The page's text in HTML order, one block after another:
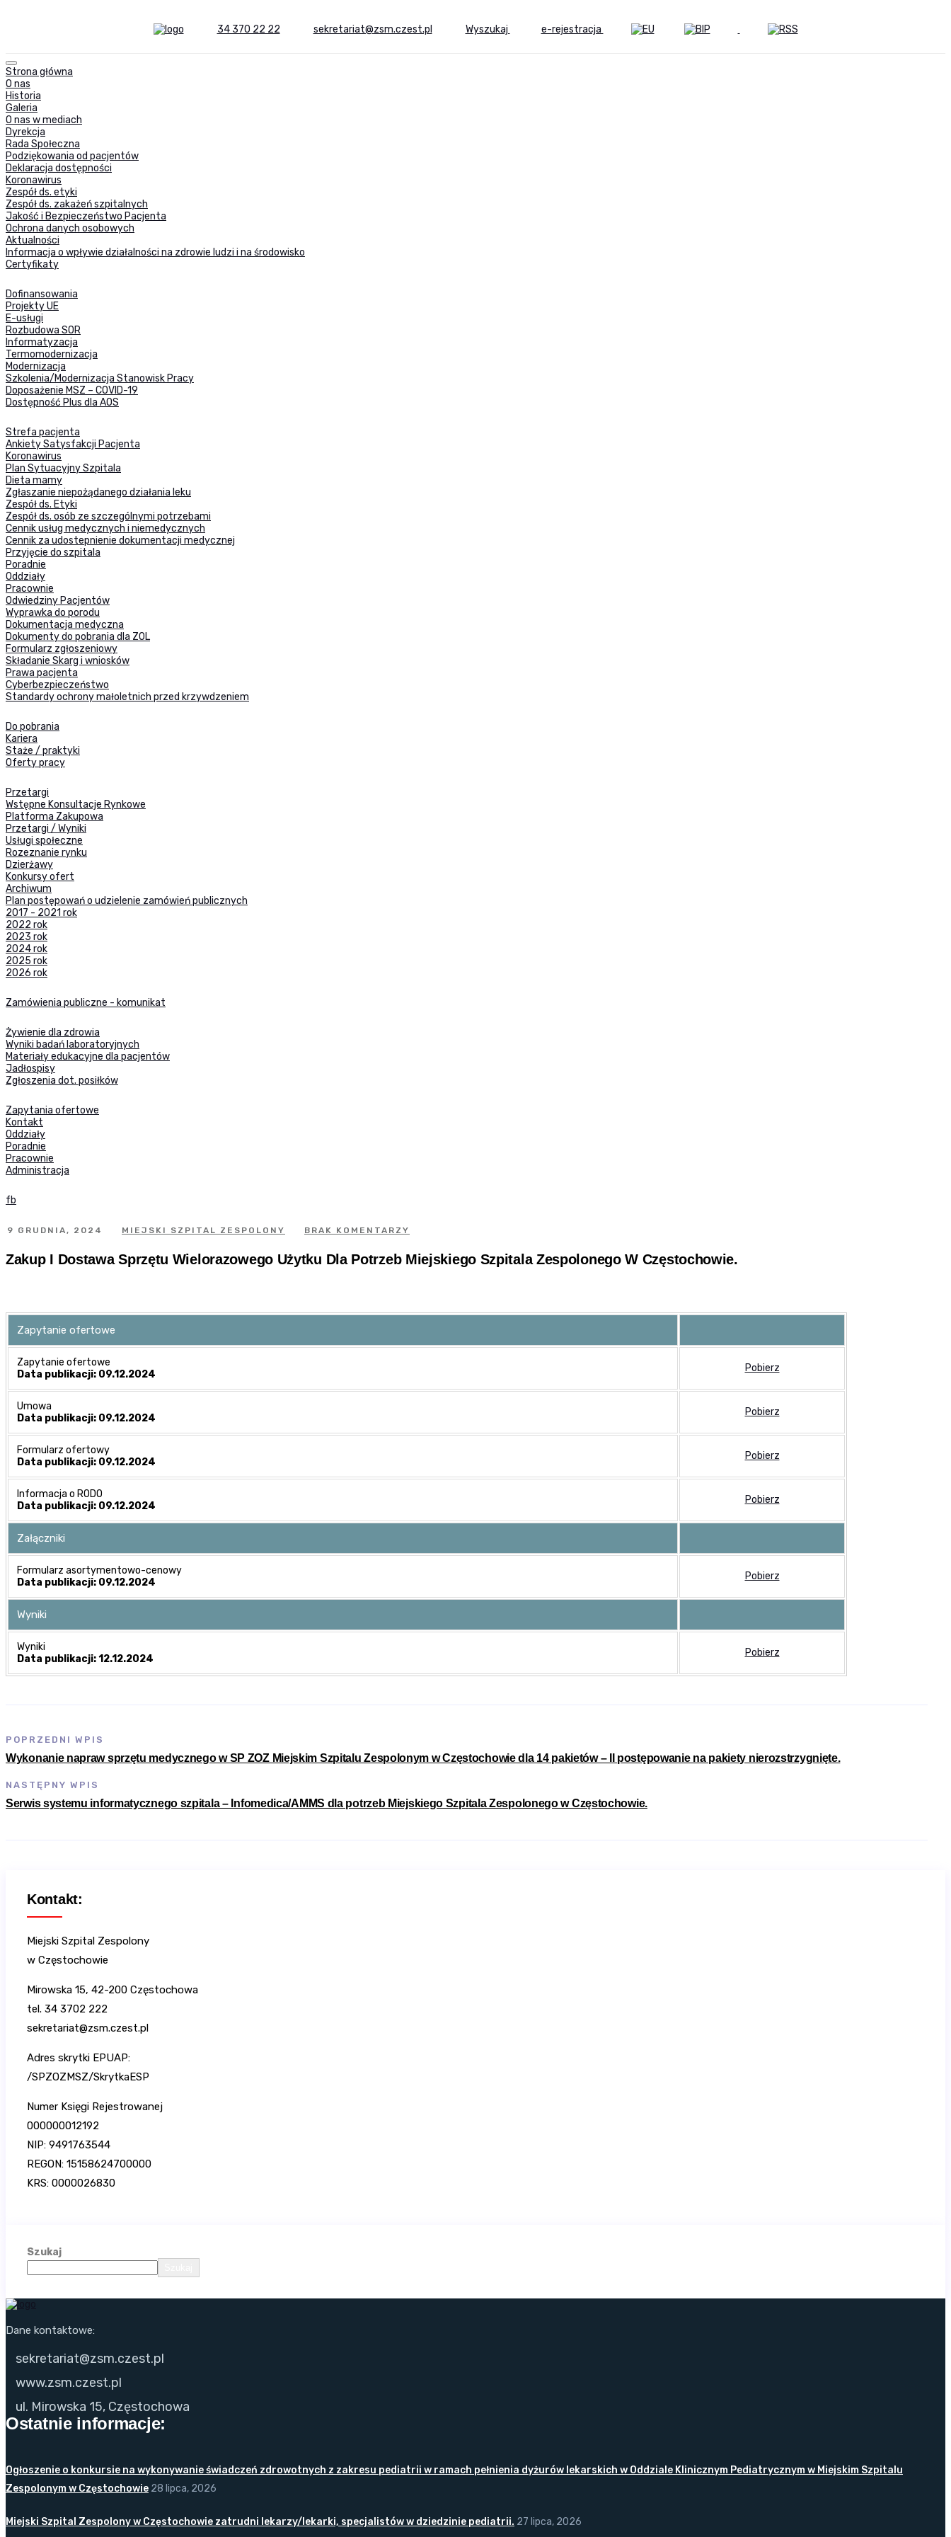
34 370 22 22 sekretariat@zsm.czest.pl Wyszukaj e-rejestracja
Strona główna
O nas
Historia
Galeria
O nas w mediach
Dyrekcja
Rada Społeczna
Podziękowania od pacjentów
Deklaracja dostępności
Koronawirus
Zespół ds. etyki
Zespół ds. zakażeń szpitalnych
Jakość i Bezpieczeństwo Pacjenta
Ochrona danych osobowych
Aktualności
Informacja o wpływie działalności na zdrowie ludzi i na środowisko
Certyfikaty
Dofinansowania
Projekty UE
E-usługi
Rozbudowa SOR
Informatyzacja
Termomodernizacja
Modernizacja
Szkolenia/Modernizacja Stanowisk Pracy
Doposażenie MSZ – COVID-19
Dostępność Plus dla AOS
Strefa pacjenta
Ankiety Satysfakcji Pacjenta
Koronawirus
Plan Sytuacyjny Szpitala
Dieta mamy
Zgłaszanie niepożądanego działania leku
Zespół ds. Etyki
Zespół ds. osób ze szczególnymi potrzebami
Cennik usług medycznych i niemedycznych
Cennik za udostepnienie dokumentacji medycznej
Przyjęcie do szpitala
Poradnie
Oddziały
Pracownie
Odwiedziny Pacjentów
Wyprawka do porodu
Dokumentacja medyczna
Dokumenty do pobrania dla ZOL
Formularz zgłoszeniowy
Składanie Skarg i wniosków
Prawa pacjenta
Cyberbezpieczeństwo
Standardy ochrony małoletnich przed krzywdzeniem
Do pobrania
Kariera
Staże / praktyki
Oferty pracy
Przetargi
Wstępne Konsultacje Rynkowe
Platforma Zakupowa
Przetargi / Wyniki
Usługi społeczne
Rozeznanie rynku
Dzierżawy
Konkursy ofert
Archiwum
Plan postępowań o udzielenie zamówień publicznych
2017 - 2021 rok
2022 rok
2023 rok
2024 rok
2025 rok
2026 rok
Zamówienia publiczne - komunikat
Żywienie dla zdrowia
Wyniki badań laboratoryjnych
Materiały edukacyjne dla pacjentów
Jadłospisy
Zgłoszenia dot. posiłków
Zapytania ofertowe
Kontakt
Oddziały
Poradnie
Pracownie
Administracja
fb
9 GRUDNIA, 2024 MIEJSKI SZPITAL ZESPOLONY BRAK KOMENTARZY
Zakup I Dostawa Sprzętu Wielorazowego Użytku Dla Potrzeb Miejskiego Szpitala Zespolonego W Częstochowie.
Zapytanie ofertowe
Zapytanie ofertowe
Data publikacji: 09.12.2024
Pobierz
Umowa
Data publikacji: 09.12.2024
Pobierz
Formularz ofertowy
Data publikacji: 09.12.2024
Pobierz
Informacja o RODO
Data publikacji: 09.12.2024
Pobierz
Załączniki
Formularz asortymentowo-cenowy
Data publikacji: 09.12.2024
Pobierz
Wyniki
Wyniki
Data publikacji: 12.12.2024
Pobierz
POPRZEDNI WPIS
Wykonanie napraw sprzętu medycznego w SP ZOZ Miejskim Szpitalu Zespolonym w Częstochowie dla 14 pakietów – II postępowanie na pakiety nierozstrzygnięte.
NASTĘPNY WPIS
Serwis systemu informatycznego szpitala – Infomedica/AMMS dla potrzeb Miejskiego Szpitala Zespolonego w Częstochowie.
Kontakt:
Miejski Szpital Zespolony
w Częstochowie
Mirowska 15, 42-200 Częstochowa
tel. 34 3702 222
sekretariat@zsm.czest.pl
Adres skrytki EPUAP:
/SPZOZMSZ/SkrytkaESP
Numer Księgi Rejestrowanej
000000012192
NIP: 9491763544
REGON: 15158624700000
KRS: 0000026830
Szukaj
Dane kontaktowe:
sekretariat@zsm.czest.pl
www.zsm.czest.pl
ul. Mirowska 15, Częstochowa
Ostatnie informacje:
Ogłoszenie o konkursie na wykonywanie świadczeń zdrowotnych z zakresu pediatrii w ramach pełnienia dyżurów lekarskich w Oddziale Klinicznym Pediatrycznym w Miejskim Szpitalu
Zespolonym w Częstochowie 28 lipca, 2026
Miejski Szpital Zespolony w Częstochowie zatrudni lekarzy/lekarki, specjalistów w dziedzinie pediatrii. 27 lipca, 2026